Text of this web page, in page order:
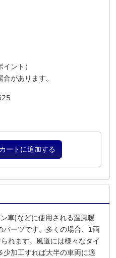
ント）
があります。
カートに追加する
車)などに使用される温風暖
ーツです。多くの場合、1両
れます。風道には様々なタイ
加工すれば大半の車両に適